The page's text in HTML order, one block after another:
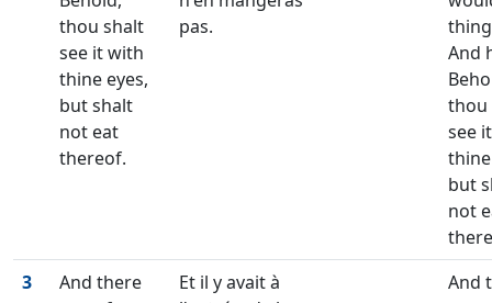
thou shalt
see it with
thine eyes,
but shalt
not eat
thereof.
pas.
And
thou
see
but
not
3
And there
Et il y avait à
And